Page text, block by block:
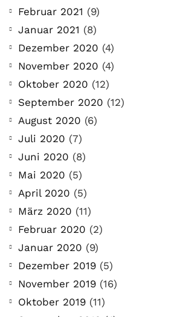
Februar 2021 (9)
Januar 2021 (8)
Dezember 2020 (4)
November 2020 (4)
Oktober 2020 (12)
September 2020 (12)
August 2020 (6)
Juli 2020 (7)
Juni 2020 (8)
Mai 2020 (5)
April 2020 (5)
März 2020 (11)
Februar 2020 (2)
Januar 2020 (9)
Dezember 2019 (5)
November 2019 (16)
Oktober 2019 (11)